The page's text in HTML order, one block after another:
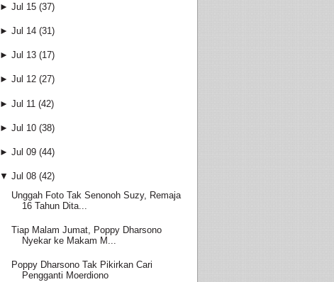
►Jul 15 (37)
►Jul 14 (31)
►Jul 13 (17)
►Jul 12 (27)
►Jul 11 (42)
►Jul 10 (38)
►Jul 09 (44)
▼Jul 08 (42)
Unggah Foto Tak Senonoh Suzy, Remaja
16 Tahun Dita...
Tiap Malam Jumat, Poppy Dharsono
Nyekar ke Makam M...
Poppy Dharsono Tak Pikirkan Cari
Pengganti Moerdiono